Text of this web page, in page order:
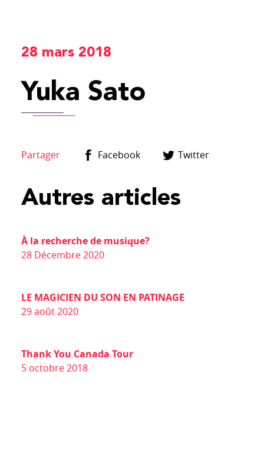
PROMO MASTERING
POURQUOI?
COMMANDEZ
CONTACT
info@unisons.pro
28 mars 2018
Yuka Sato
Partager Facebook Twitter
Autres articles
À la recherche de musique?
28 Décembre 2020
LE MAGICIEN DU SON EN PATINAGE
29 août 2020
Thank You Canada Tour
5 octobre 2018